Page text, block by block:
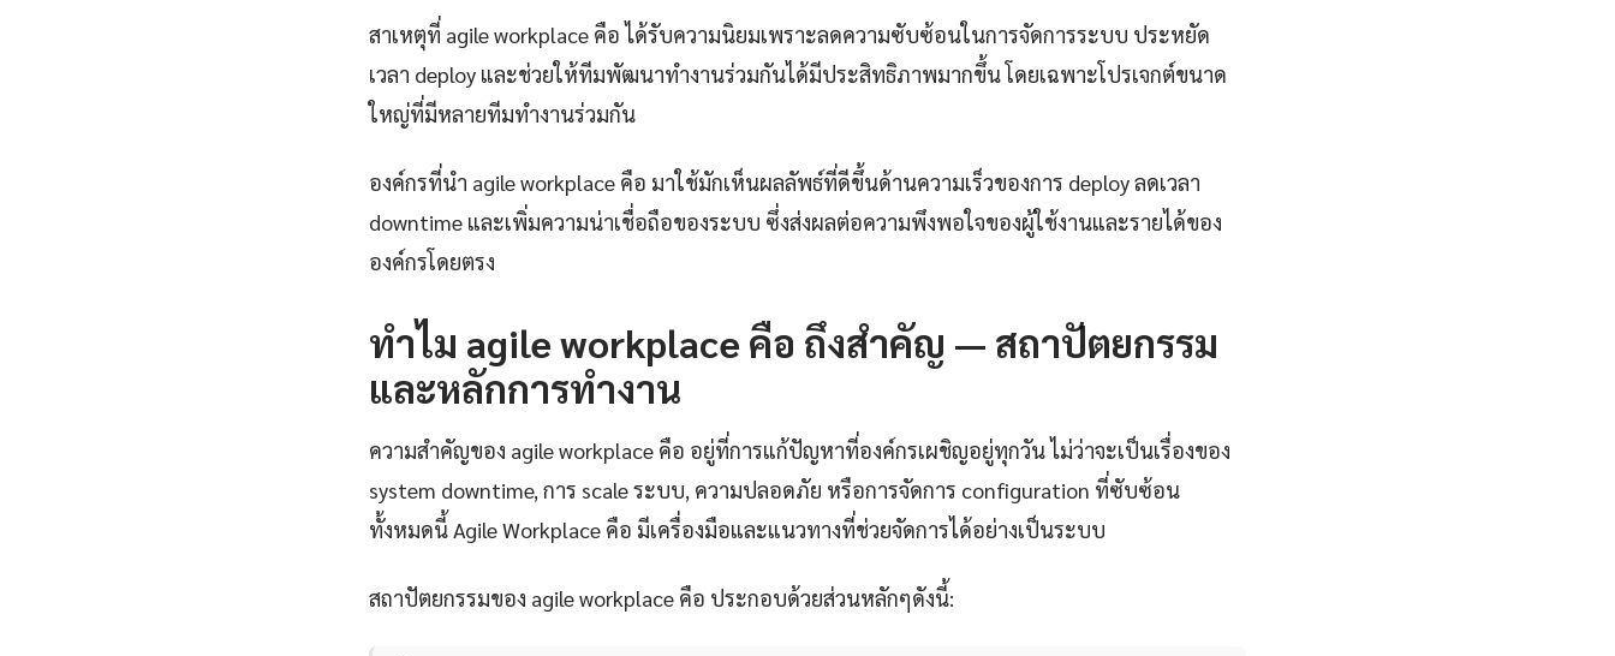
สาเหตุที่ agile workplace คือ ได้รับความนิยมเพราะลดความซับซ้อนในการจัดการระบบ ประหยัด
เวลา deploy และช่วยให้ทีมพัฒนาทำงานร่วมกันได้มีประสิทธิภาพมากขึ้น โดยเฉพาะโปรเจกต์ขนาด
ใหญ่ที่มีหลายทีมทำงานร่วมกัน
องค์กรที่นำ agile workplace คือ มาใช้มักเห็นผลลัพธ์ที่ดีขึ้นด้านความเร็วของการ deploy ลดเวลา
downtime และเพิ่มความน่าเชื่อถือของระบบ ซึ่งส่งผลต่อความพึงพอใจของผู้ใช้งานและรายได้ของ
องค์กรโดยตรง
ทำไม agile workplace คือ ถึงสำคัญ — สถาปัตยกรรม
และหลักการทำงาน
ความสำคัญของ agile workplace คือ อยู่ที่การแก้ปัญหาที่องค์กรเผชิญอยู่ทุกวัน ไม่ว่าจะเป็นเรื่องของ
system downtime, การ scale ระบบ, ความปลอดภัย หรือการจัดการ configuration ที่ซับซ้อน
ทั้งหมดนี้ Agile Workplace คือ มีเครื่องมือและแนวทางที่ช่วยจัดการได้อย่างเป็นระบบ
สถาปัตยกรรมของ agile workplace คือ ประกอบด้วยส่วนหลักๆดังนี้: